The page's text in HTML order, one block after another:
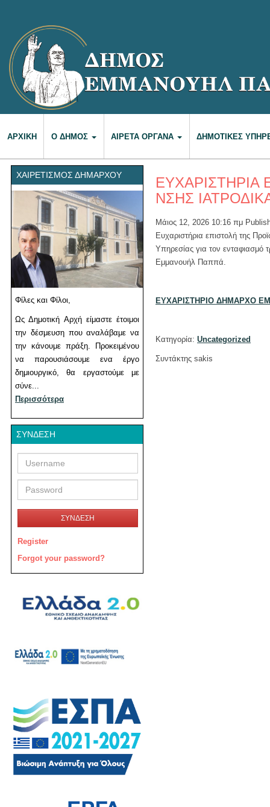
ΑΡΧΙΚΉ Ο ΔΉΜΟΣ ΑΙΡΕΤΆ ΌΡΓΑΝΑ ΔΗΜΟΤΙΚΈΣ
ΧΑΙΡΕΤΙΣΜΌΣ ΔΗΜΆΡΧΟΥ
Φίλες και Φίλοι,
Ως Δημοτική Αρχή είμαστε έτοιμοι
την δέσμευση που αναλάβαμε να
την κάνουμε πράξη. Προκειμένου
να παρουσιάσουμε ενα έργο
δημιουργικό, θα εργαστούμε με
σύνε...
Περισσότερα
ΣΎΝΔΕΣΗ
ΣΥΝΔΕΣΗ
Register
Forgot your password?
ΕΥΧΑΡΙΣΤΗΡΙΑ
ΝΣΗΣ
Μάιος 12, 2026 10:16 πμ
Ευχαριστήρια επιστολή της
Υπηρεσίας για τον ενταφιασμό
Εμμανουήλ Παππά.
ΕΥΧΑΡΙΣΤΗΡΙΟ ΔΗΜΑΡΧΟ
Κατηγορία: Uncategorized
Συντάκτης sakis